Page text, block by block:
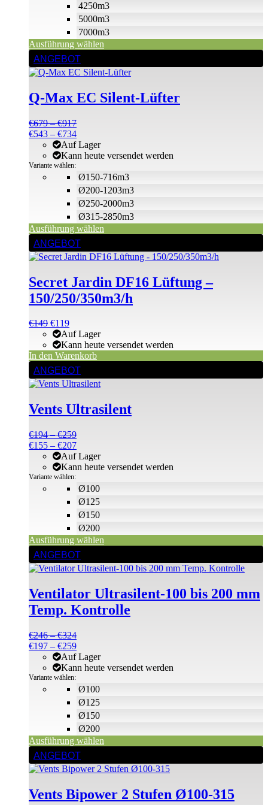
4250m3
5000m3
7000m3
Ausführung wählen
ANGEBOT
Q-Max EC Silent-Lüfter
€679 –€917Preisspanne:
€679
bis
€917
€543 – €734Preisspanne:
€543
bis
Ø150-716m3
Ø200-1203m3
Ø250-2000m3
Ø315-2850m3
Auf Lager
Kann heute versendet werden
Variante wählen:
Ausführung wählen
Dieses
Produkt
weist
Varianten
auf.
Die
Optionen
können
der
ANGEBOT
Secret Jardin DF16 Lüftung –
150/250/350m3/h
Ursprünglicher
Preis
war:
€149
€149Aktueller
Preis
ist:
€149.
€119
Auf Lager
Kann heute versendet werden
In den Warenkorb
ANGEBOT
Vents Ultrasilent
€194 –€259Preisspanne:
€194
bis
€259
€155 – €207Preisspanne:
€155
bis
Ø100
Ø125
Ø150
Ø200
Auf Lager
Kann heute versendet werden
Variante wählen:
Ausführung wählen
Dieses
Produkt
weist
Varianten
auf.
Die
Optionen
können
der
Produktseite
ANGEBOT
Ventilator Ultrasilent-100 bis 200 mm
Temp. Kontrolle
€246 –€324Preisspanne:
€246
bis
€324
€197 – €259Preisspanne:
€197
bis
Ø100
Ø125
Ø150
Ø200
Auf Lager
Kann heute versendet werden
Variante wählen:
Ausführung wählen
Dieses
Produkt
weist
Varianten
auf.
Die
können
auf
Produktseite
gewählt
werden
ANGEBOT
Vents Bipower 2 Stufen Ø100-315
Dieses
Produkt
weist
Varianten